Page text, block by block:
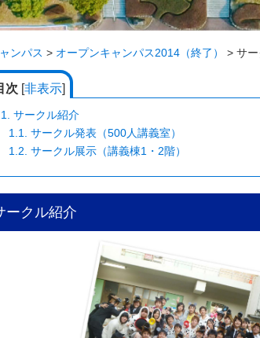
ンパス > オープンキャンパス2014（終了） > サ
次 [非表示]
1. サークル紹介
1.1. サークル発表（500人講義室）
1.2. サークル展示（講義棟1・2階）
ークル紹介